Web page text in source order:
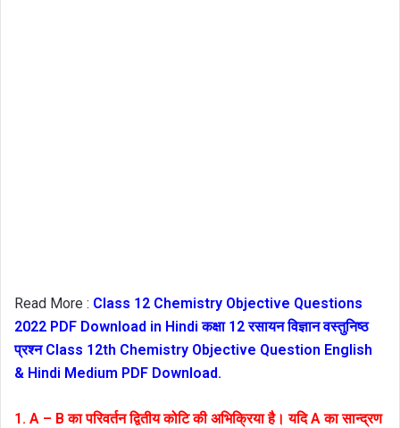
Read More : Class 12 Chemistry Objective Questions
2022 PDF Download in Hindi कक्षा 12 रसायन विज्ञान वस्तुनिष्ठ
प्रश्न Class 12th Chemistry Objective Question English
& Hindi Medium PDF Download.
1. A – B का परिवर्तन द्वितीय कोटि की अभिक्रिया है। यदि A का सान्द्रण